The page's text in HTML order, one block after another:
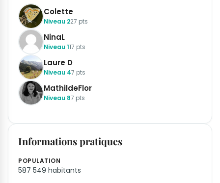
Colette
Niveau 227 pts
NinaL
Niveau 117 pts
Laure D
Niveau 47 pts
MathildeFlor
Niveau 87 pts
Informations pratiques
POPULATION
587 549 habitants